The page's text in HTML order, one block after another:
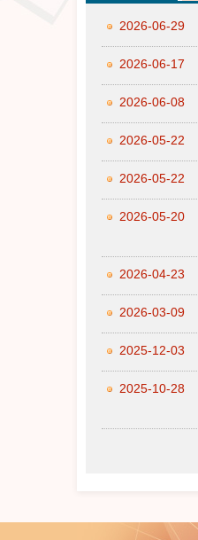
2026-06-29
2026-06-17
2026-06-08
2026-05-22
2026-05-22
2026-05-20
2026-04-23
2026-03-09
2025-12-03
2025-10-28